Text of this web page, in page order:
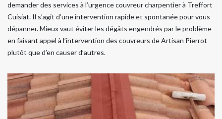
demander des services à l’urgence couvreur charpentier à Treffort
Cuisiat. Il s’agit d’une intervention rapide et spontanée pour vous
dépanner. Mieux vaut éviter les dégâts engendrés par le problème
en faisant appel à l’intervention des couvreurs de Artisan Pierrot
plutôt que d’en causer d’autres.